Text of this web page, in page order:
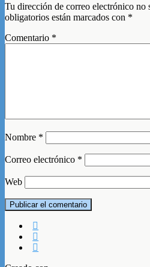
Tu dirección de correo electrónico no
obligatorios están marcados con *
Comentario *
Nombre *
Correo electrónico *
Web